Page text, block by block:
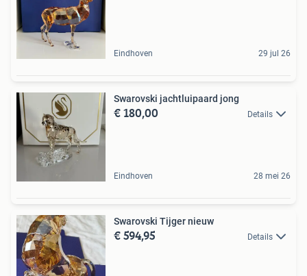
Eindhoven 29 jul 26
Swarovski jachtluipaard jong
€ 180,00 Details
Eindhoven 28 mei 26
Swarovski Tijger nieuw
€ 594,95 Details